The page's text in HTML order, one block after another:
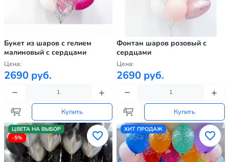
Букет из шаров с гелием
малиновый с сердцами
Цена:
2690 руб.
Купить
Фонтан шаров розовый с
сердцами
Цена:
2690 руб.
Купить
ЦВЕТА НА ВЫБОР
-5%
ХИТ ПРОДАЖ